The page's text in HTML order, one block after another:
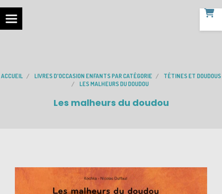
ACCUEIL LIVRES D'OCCASION ENFANTS PAR CATÉGORIE
TÉTINES ET DOUDOUS
LES MALHEURS DU DOUDOU
Les malheurs du doudou